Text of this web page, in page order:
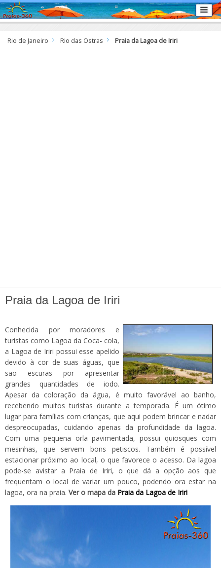
Rio de Janeiro Rio das Ostras Praia da Lagoa de Iriri
Praia da Lagoa de Iriri
Conhecida por moradores e
turistas como Lagoa da Coca- cola,
a Lagoa de Iriri possui esse apelido
devido à cor de suas águas, que
são escuras por apresentar
grandes quantidades de iodo.
Apesar da coloração da água, é muito favorável ao banho,
recebendo muitos turistas durante a temporada. É um ótimo
lugar para famílias com crianças, que aqui podem brincar e nadar
despreocupadas, cuidando apenas da profundidade da lagoa.
Com uma pequena orla pavimentada, possui quiosques com
mesinhas, que servem bons petiscos. Também é possível
estacionar próximo ao local, o que favorece o acesso. Da lagoa
pode-se avistar a Praia de Iriri, o que dá a opção aos que
frequentam o local de variar um pouco, podendo ora estar na
lagoa, ora na praia. Ver o mapa da Praia da Lagoa de Iriri